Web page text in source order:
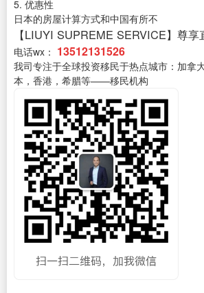
5. 优惠性
日本的房屋计算方式和中国有所不
【LIUYI SUPREME SERVICE】尊享
电话wx： 13512131526
我司专注于全球投资移民于热点城市：加拿
本，香港，希腊等——移民机构